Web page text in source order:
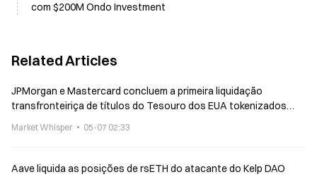
com $200M Ondo Investment
Related Articles
JPMorgan e Mastercard concluem a primeira liquidação
transfronteiriça de títulos do Tesouro dos EUA tokenizados
Market Whisper 05-07 02:33
Aave liquida as posições de rsETH do atacante do Kelp DAO